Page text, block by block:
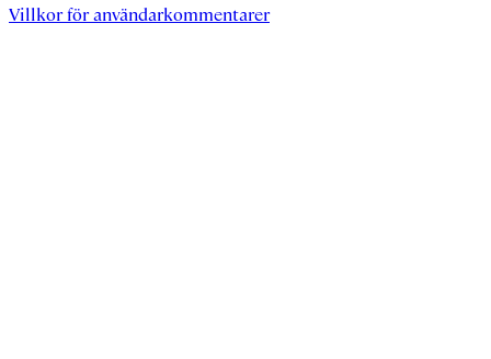
Villkor för användarkommentarer